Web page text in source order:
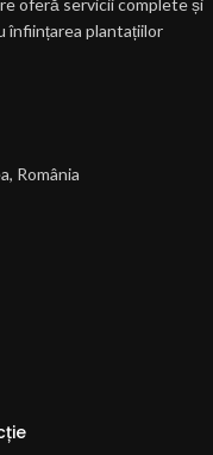
oferă servicii complete și
înființarea plantațiilor
România